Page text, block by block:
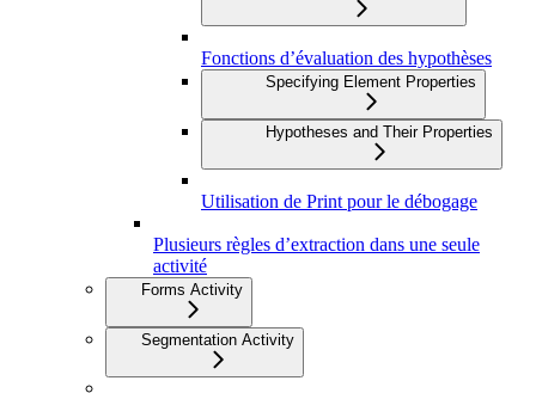
Fonctions d’évaluation des hypothèses
Specifying Element Properties
Hypotheses and Their Properties
Utilisation de Print pour le débogage
Plusieurs règles d’extraction dans une seule
activité
Forms Activity
Segmentation Activity